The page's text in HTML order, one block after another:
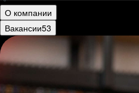
О компании
Вакансии53